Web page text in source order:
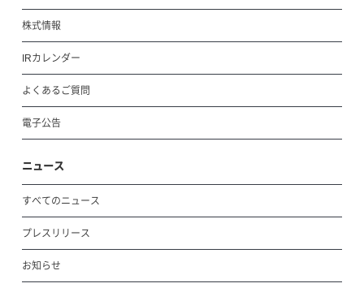
株式情報
IRカレンダー
よくあるご質問
電子公告
ニュース
すべてのニュース
プレスリリース
お知らせ